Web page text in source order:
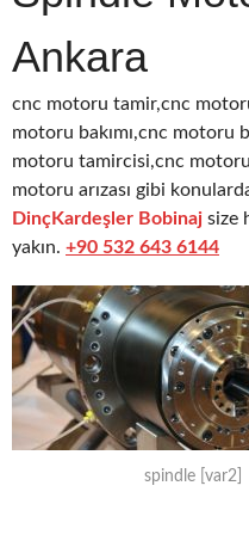
Ankara
cnc motoru tamir,cnc
motoru bakımı,cnc motoru
motoru tamircisi,cnc
motoru arızası gibi
DinçKardeşler Bobinaj size
yakın. +90 532 643 6144
spindle [var2]